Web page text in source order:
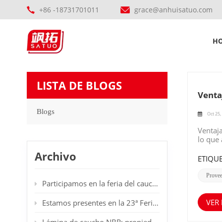
+86 -18731701011 grace@anhuisatuo.com
Oct
lo que
los
están
LISTA DE BLOGS
Blogs
Archivo
Participamos en la feria del caucho en Dubái.
Estamos presentes en la 23ª Feria Internacional de Plásticos y Caucho en Düsseldorf, Alemania. Les damos la bienvenida a nuestro stand.